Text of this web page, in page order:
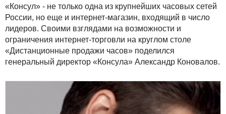
«Консул» - не только одна из крупнейших часовых сетей
России, но еще и интернет-магазин, входящий в число
лидеров. Своими взглядами на возможности и
ограничения интернет-торговли на круглом столе
«Дистанционные продажи часов» поделился
генеральный директор «Консула» Александр Коновалов.